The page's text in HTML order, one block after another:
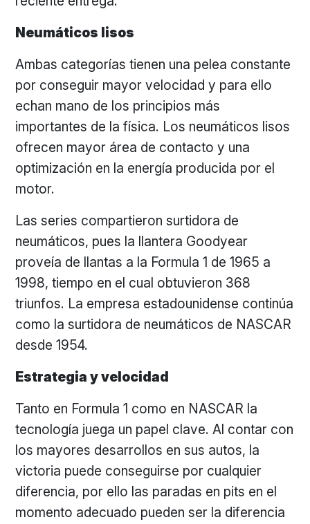
Neumáticos lisos
Ambas categorías tienen una pelea constante
por conseguir mayor velocidad y para ello
echan mano de los principios más
importantes de la física. Los neumáticos lisos
ofrecen mayor área de contacto y una
optimización en la energía producida por el
motor.
Las series compartieron surtidora de
neumáticos, pues la llantera Goodyear
proveía de llantas a la Formula 1 de 1965 a
1998, tiempo en el cual obtuvieron 368
triunfos. La empresa estadounidense continúa
como la surtidora de neumáticos de NASCAR
desde 1954.
Estrategia y velocidad
Tanto en Formula 1 como en NASCAR la
tecnología juega un papel clave. Al contar con
los mayores desarrollos en sus autos, la
victoria puede conseguirse por cualquier
diferencia, por ello las paradas en pits en el
momento adecuado pueden ser la diferencia